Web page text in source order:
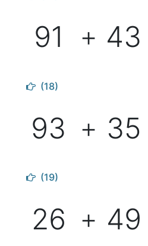
91 ＋ 43
(18)
93 ＋ 35
(19)
26 ＋ 49